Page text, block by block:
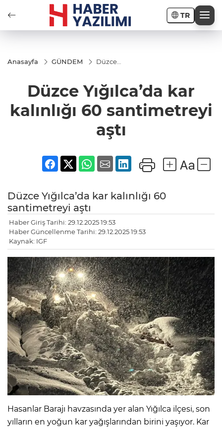
TR
Anasayfa GÜNDEM
Düzce
60
santimetreyi
aştı
Düzce Yığılca’da kar
kalınlığı 60 santimetreyi
aştı
Düzce Yığılca’da kar kalınlığı 60
santimetreyi aştı
Haber Giriş Tarihi: 29.12.2025 19:53
Haber Güncellenme Tarihi: 29.12.2025 19:53
Kaynak: IGF
Hasanlar Barajı havzasında yer alan Yığılca ilçesi, son
yılların en yoğun kar yağışlarından birini yaşıyor. Kar